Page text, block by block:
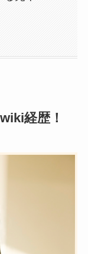
経歴！